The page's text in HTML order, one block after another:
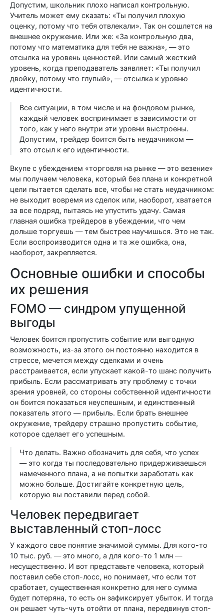
Допустим, школьник плохо написал контрольную.
Учитель может ему сказать: «Ты получил плохую
оценку, потому что тебя отвлекали». Так он сошлется на
внешнее окружение. Или же: «За контрольную два,
потому что математика для тебя не важна», — это
отсылка на уровень ценностей. Или самый жесткий
уровень, когда преподаватель заявляет: «Ты получил
двойку, потому что глупый», — отсылка к уровню
идентичности.
Все ситуации, в том числе и на фондовом рынке,
каждый человек воспринимает в зависимости от
того, как у него внутри эти уровни выстроены.
Допустим, трейдер боится быть неудачником —
это отсыл к его идентичности.
Вкупе с убеждением «торговля на рынке — это везение»
мы получаем человека, который без плана и конкретной
цели пытается сделать все, чтобы не стать неудачником:
не выходит вовремя из сделок или, наоборот, хватается
за все подряд, пытаясь не упустить удачу. Самая
главная ошибка трейдеров в убеждении, что чем
дольше торгуешь — тем быстрее научишься. Это не так.
Если воспроизводится одна и та же ошибка, она,
наоборот, закрепляется.
Основные ошибки и способы
их решения
FOMO — синдром упущенной
выгоды
Человек боится пропустить событие или выгодную
возможность, из-за этого он постоянно находится в
стрессе, мечется между сделками и очень
расстраивается, если упускает какой-то шанс получить
прибыль. Если рассматривать эту проблему с точки
зрения уровней, со стороны собственной идентичности
он боится показаться неуспешным, и единственный
показатель этого — прибыль. Если брать внешнее
окружение, трейдеру страшно пропустить событие,
которое сделает его успешным.
Что делать. Важно обозначить для себя, что успех
— это когда ты последовательно придерживаешься
намеченного плана, а не попытки заработать как
можно больше. Достигайте конкретную цель,
которую вы поставили перед собой.
Человек передвигает
выставленный стоп-лосс
У каждого свое понятие значимой суммы. Для кого-то
10 тыс. руб. — это много, а для кого-то 1 млн —
несущественно. И вот представьте человека, который
поставил себе стоп-лосс, но понимает, что если тот
сработает, существенная конкретно для него сумма
будет потеряна, то есть он зафиксирует убыток. И тогда
он решает чуть-чуть отойти от плана, передвинув стоп-